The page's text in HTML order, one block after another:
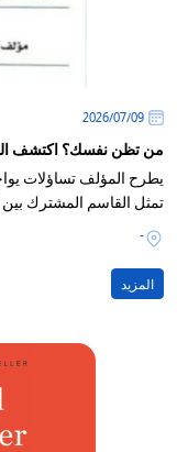
09‏/07‏/2026
من تظن نفسك؟ اكتشف
يطرح المؤلف تساؤلات
تمثل القاسم المشترك
-
المزيد